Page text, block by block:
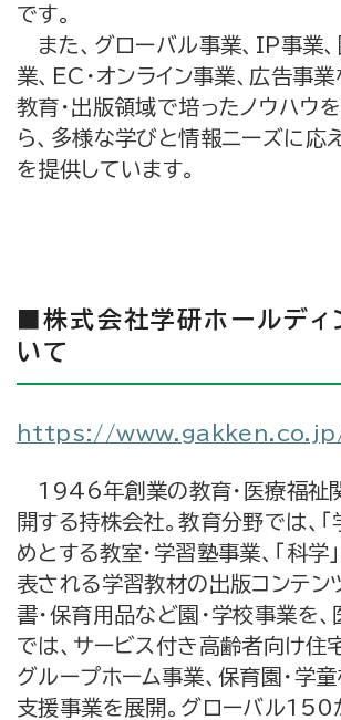
です。
また、グローバル事業、IP事業、
業、EC・オンライン事業、広告事業
教育・出版領域で培ったノウハウ
ら、多様な学びと情報ニーズに応
を提供しています。
■株式会社学研ホールディ
いて
https://
1946年創業の教育・医療福祉
開する持株会社。教育分野では、
めとする教室・学習塾事業、「科学
表される学習教材の出版コンテン
書・保育用品など園・学校事業を
では、サービス付き高齢者向け住
グループホーム事業、保育園・学
支援事業を展開。グローバル150